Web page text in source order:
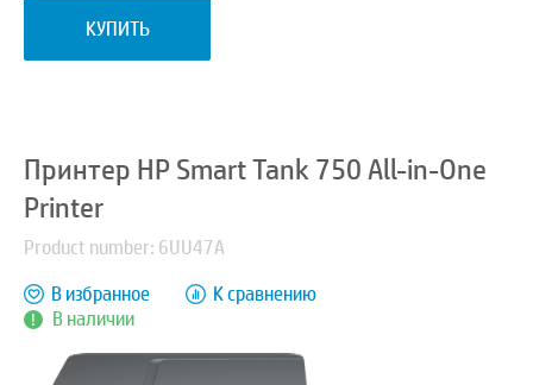
КУПИТЬ
Принтер HP Smart Tank 750 All-in-One
Printer
Product number: 6UU47A
В наличии
В избранное К сравнению